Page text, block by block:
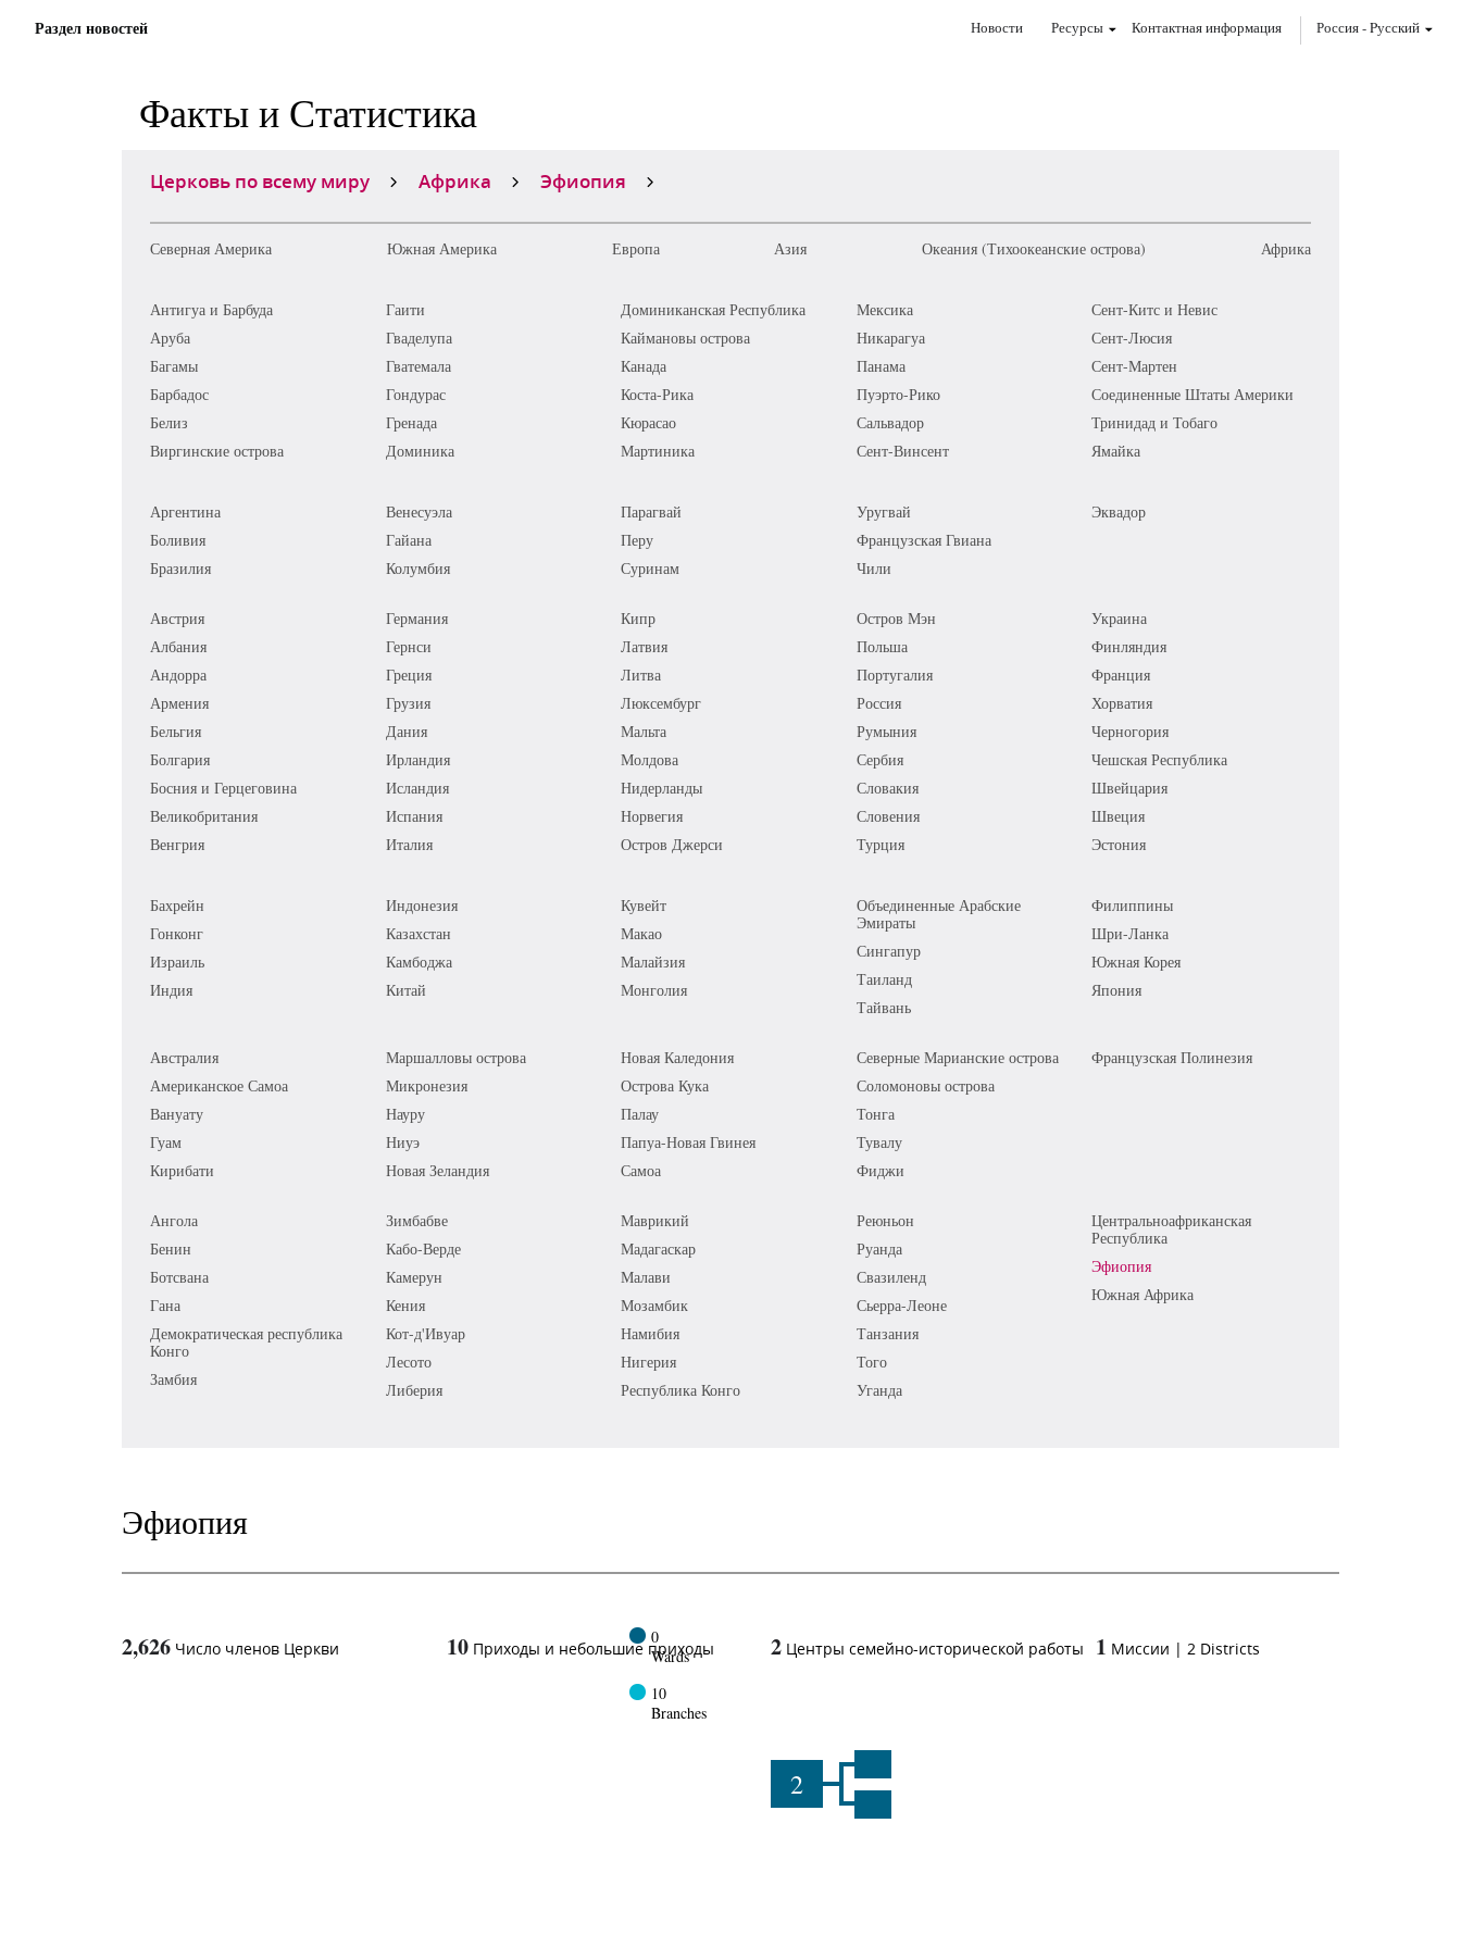
Раздел новостей Новости Ресурсы Контактная информация Россия-Pусский
Факты и Статистика
Церковь по всему миру Африка Эфиопия
Северная Америка Южная Америка Европа Азия Океания (Тихоокеанские острова) Африка
Антигуа и Барбуда
Аруба
Багамы
Барбадос
Белиз
Виргинские острова
Гаити
Гваделупа
Гватемала
Гондурас
Гренада
Доминика
Доминиканская Республика
Каймановы острова
Канада
Коста-Рика
Кюрасао
Мартиника
Мексика
Никарагуа
Панама
Пуэрто-Рико
Сальвадор
Сент-Винсент
Сент-Китс и Невис
Сент-Люсия
Сент-Мартен
Соединенные Штаты Америки
Тринидад и Тобаго
Ямайка
Аргентина
Боливия
Бразилия
Венесуэла
Гайана
Колумбия
Парагвай
Перу
Суринам
Уругвай
Французская Гвиана
Чили
Эквадор
Австрия
Албания
Андорра
Армения
Бельгия
Болгария
Босния и Герцеговина
Великобритания
Венгрия
Германия
Гернси
Греция
Грузия
Дания
Ирландия
Исландия
Испания
Италия
Кипр
Латвия
Литва
Люксембург
Мальта
Молдова
Нидерланды
Норвегия
Остров Джерси
Остров Мэн
Польша
Португалия
Россия
Румыния
Сербия
Словакия
Словения
Турция
Украина
Финляндия
Франция
Хорватия
Черногория
Чешская Республика
Швейцария
Швеция
Эстония
Бахрейн
Гонконг
Израиль
Индия
Индонезия
Казахстан
Камбоджа
Китай
Кувейт
Макао
Малайзия
Монголия
Объединенные Арабские
Эмираты
Сингапур
Таиланд
Тайвань
Филиппины
Шри-Ланка
Южная Корея
Япония
Австралия
Американское Самоа
Вануату
Гуам
Кирибати
Маршалловы острова
Микронезия
Науру
Ниуэ
Новая Зеландия
Новая Каледония
Острова Кука
Палау
Папуа-Новая Гвинея
Самоа
Северные Марианские острова
Соломоновы острова
Тонга
Тувалу
Фиджи
Французская Полинезия
Ангола
Бенин
Ботсвана
Гана
Демократическая республика
Конго
Замбия
Зимбабве
Кабо-Верде
Камерун
Кения
Кот-д'Ивуар
Лесото
Либерия
Маврикий
Мадагаскар
Малави
Мозамбик
Намибия
Нигерия
Республика Конго
Реюньон
Руанда
Свазиленд
Сьерра-Леоне
Танзания
Того
Уганда
Центральноафриканская
Республика
Эфиопия
Южная Африка
Эфиопия
2,626 Число членов Церкви 10 Приходы и небольшие приходы
0
Wards
10
Branches
2 Центры семейно-исторической работы
2
1 Миссии | 2 Districts